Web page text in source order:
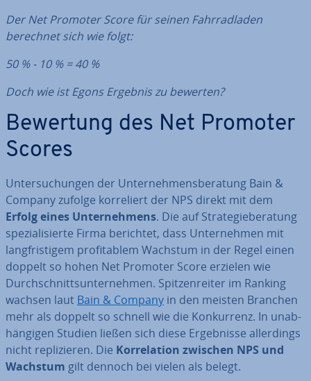
Der Net Promoter Score für seinen Fahr­rad­la­den
berechnet sich wie folgt:
50 % - 10 % = 40 %
Doch wie ist Egons Ergebnis zu bewerten?
Bewertung des Net Promoter
Scores
Un­ter­su­chun­gen der Un­ter­neh­mens­be­ra­tung Bain &
Company zufolge kor­re­liert der NPS direkt mit dem
Erfolg eines Un­ter­neh­mens. Die auf Stra­te­gie­be­ra­tung
spe­zia­li­sier­te Firma berichtet, dass Un­ter­neh­men mit
lang­fris­ti­gem pro­fi­ta­blem Wachstum in der Regel einen
doppelt so hohen Net Promoter Score erzielen wie
Durch­schnitts­un­ter­neh­men. Spit­zen­rei­ter im Ranking
wachsen laut Bain & Company in den meisten Branchen
mehr als doppelt so schnell wie die Kon­kur­renz. In un­ab­
hän­gi­gen Studien ließen sich diese Er­geb­nis­se al­ler­dings
nicht re­pli­zie­ren. Die Kor­re­la­ti­on zwischen NPS und
Wachstum gilt dennoch bei vielen als belegt.